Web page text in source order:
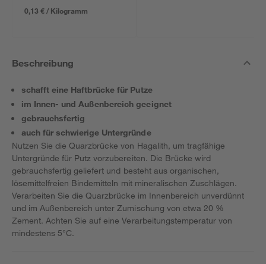
0,13 € / Kilogramm
Beschreibung
schafft eine Haftbrücke für Putze
im Innen- und Außenbereich geeignet
gebrauchsfertig
auch für schwierige Untergründe
Nutzen Sie die Quarzbrücke von Hagalith, um tragfähige
Untergründe für Putz vorzubereiten. Die Brücke wird
gebrauchsfertig geliefert und besteht aus organischen,
lösemittelfreien Bindemitteln mit mineralischen Zuschlägen.
Verarbeiten Sie die Quarzbrücke im Innenbereich unverdünnt
und im Außenbereich unter Zumischung von etwa 20 %
Zement. Achten Sie auf eine Verarbeitungstemperatur von
mindestens 5°C.